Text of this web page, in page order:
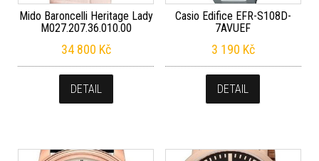
Mido Baroncelli Heritage Lady
M027.207.36.010.00
34 800 Kč
DETAIL
Casio Edifice EFR-S108D-
7AVUEF
3 190 Kč
DETAIL